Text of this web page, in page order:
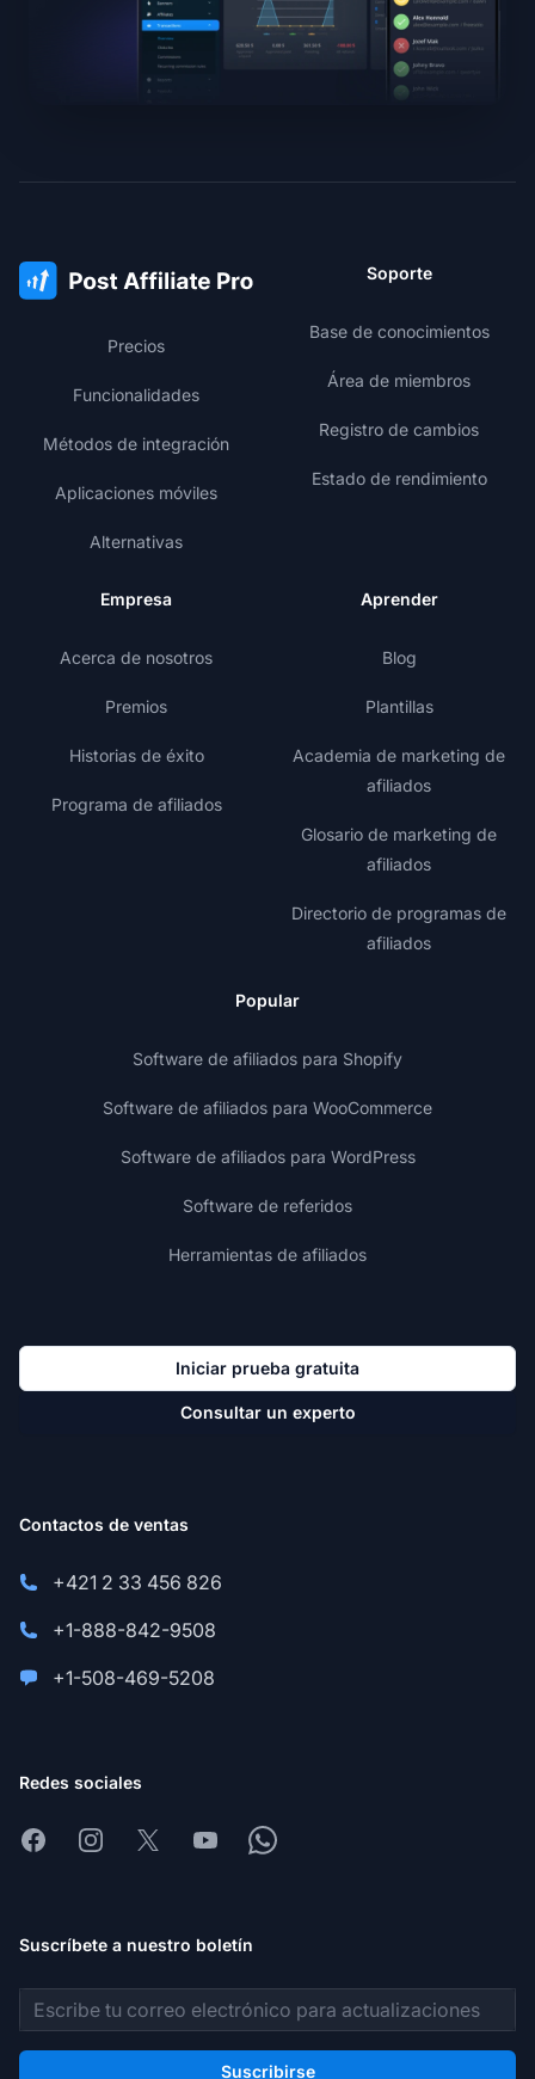
Precios
Funcionalidades
Métodos de integración
Aplicaciones móviles
Alternativas
Soporte
Base de conocimientos
Área de miembros
Registro de cambios
Estado de rendimiento
Empresa
Acerca de nosotros
Premios
Historias de éxito
Programa de afiliados
Aprender
Blog
Plantillas
Academia de marketing de
afiliados
Glosario de marketing de
afiliados
Directorio de programas de
afiliados
Popular
Software de afiliados para Shopify
Software de afiliados para WooCommerce
Software de afiliados para WordPress
Software de referidos
Herramientas de afiliados
Iniciar prueba gratuita
Consultar un experto
Contactos de ventas
+421 2 33 456 826
+1-888-842-9508
+1-508-469-5208
Redes sociales
FacebookInstagram
X YoutubeWhatsapp
Suscríbete a nuestro boletín
Dirección de correo electrónico
Suscribirse